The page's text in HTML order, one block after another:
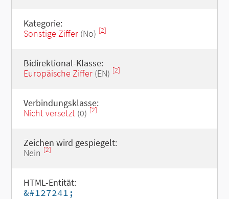
Kategorie:
Sonstige Ziffer(No) [2]
Bidirektional-Klasse:
Europäische Ziffer(EN) [2]
Verbindungsklasse:
Nicht versetzt(0) [2]
Zeichen wird gespiegelt:
Nein [2]
HTML-Entität:
&#127241;